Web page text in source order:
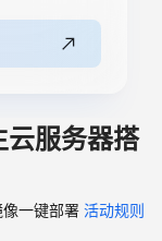
服务器搭
一键部署 活动规则